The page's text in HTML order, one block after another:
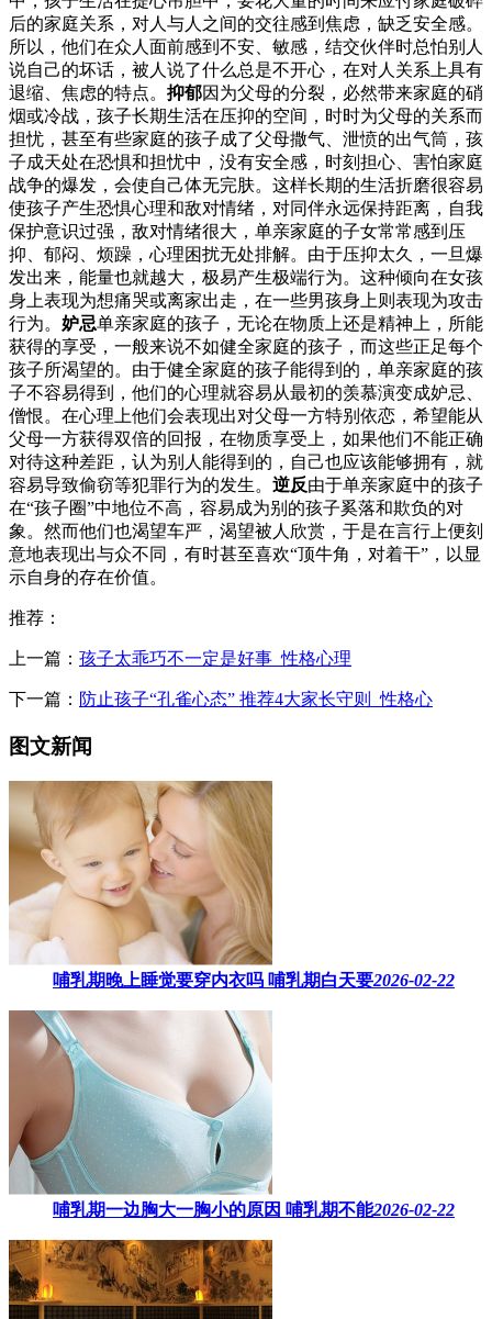
后的家庭关系，对人与人之间的交往感到焦虑，缺乏安全感。
所以，他们在众人面前感到不安、敏感，结交伙伴时总怕别人
说自己的坏话，被人说了什么总是不开心，在对人关系上具有
退缩、焦虑的特点。 抑郁因为父母的分裂，必然带来家庭的硝
烟或冷战，孩子长期生活在压抑的空间，时时为父母的关系而
担忧，甚至有些家庭的孩子成了父母撒气、泄愤的出气筒，孩
子成天处在恐惧和担忧中，没有安全感，时刻担心、害怕家庭
战争的爆发，会使自己体无完肤。这样长期的生活折磨很容易
使孩子产生恐惧心理和敌对情绪，对同伴永远保持距离，自我
保护意识过强，敌对情绪很大，单亲家庭的子女常常感到压
抑、郁闷、烦躁，心理困扰无处排解。由于压抑太久，一旦爆
发出来，能量也就越大，极易产生极端行为。这种倾向在女孩
身上表现为想痛哭或离家出走，在一些男孩身上则表现为攻击
行为。 妒忌单亲家庭的孩子，无论在物质上还是精神上，所能
获得的享受，一般来说不如健全家庭的孩子，而这些正足每个
孩子所渴望的。由于健全家庭的孩子能得到的，单亲家庭的孩
子不容易得到，他们的心理就容易从最初的羡慕演变成妒忌、
僧恨。在心理上他们会表现出对父母一方特别依恋，希望能从
父母一方获得双倍的回报，在物质享受上，如果他们不能正确
对待这种差距，认为别人能得到的，自己也应该能够拥有，就
容易导致偷窃等犯罪行为的发生。 逆反由于单亲家庭中的孩子
在“孩子圈”中地位不高，容易成为别的孩子奚落和欺负的对
象。然而他们也渴望车严，渴望被人欣赏，于是在言行上便刻
意地表现出与众不同，有时甚至喜欢“顶牛角，对着干”，以显
示自身的存在价值。
推荐：
上一篇： 孩子太乖巧不一定是好事_性格心理
下一篇： 防止孩子“孔雀心态” 推荐4大家长守则_性格心
图文新闻
哺乳期晚上睡觉要穿内衣吗​ 哺乳期白天要2026-02-22
哺乳期一边胸大一胸小的原因​ 哺乳期不能2026-02-22